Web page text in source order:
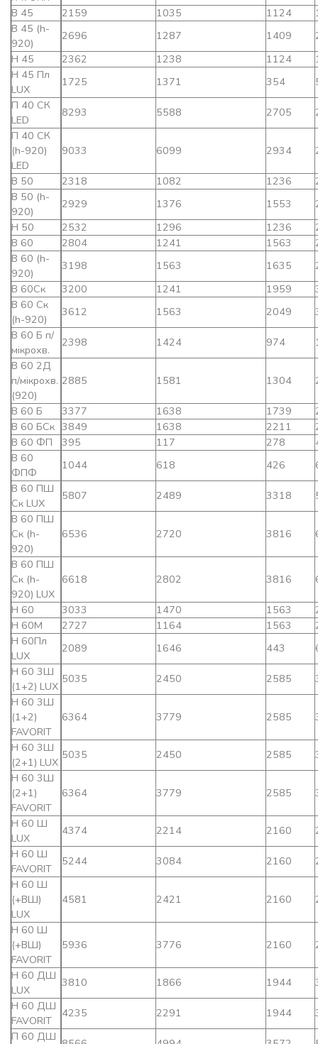
В 45
2159 1035 1124
В 45 (h-
920)
2696 1287 1409
Н 45
2362 1238 1124
Н 45 Пл
LUX
1725 1371 354
П 40 СК
LED
8293 5588 2705
П 40 СК
(h-920)
LED
9033 6099 2934
В 50 2318 1082 1236
В 50 (h-
920)
2929 1376 1553
Н 50
2532 1296 1236
В 60
2804 1241 1563
В 60 (h-
920)
3198 1563 1635
В 60Ск
3200 1241 1959
В 60 Ск
(h-920)
3612 1563 2049
В 60 Б п/
мікрохв.
2398 1424 974
В 60 2Д
п/мікрохв.
(920)
2885 1581 1304
В 60 Б 3377 1638 1739
В 60 БСк 3849 1638 2211
В 60 ФП
395 117 278
В 60
ФПФ
1044 618 426
В 60 ПШ
Ск LUX
5807 2489 3318
В 60 ПШ
Ск (h-
920)
6536 2720 3816
В 60 ПШ
Ск (h-
920) LUX
6618 2802 3816
Н 60 3033 1470 1563
Н 60М
2727 1164 1563
Н 60Пл
LUX
2089 1646 443
Н 60 3Ш
(1+2) LUX
5035 2450 2585
Н 60 3Ш
(1+2)
FAVORIT
6364 3779 2585
Н 60 3Ш
(2+1) LUX
5035 2450 2585
Н 60 3Ш
(2+1)
FAVORIT
6364 3779 2585
Н 60 Ш
LUX
4374 2214 2160
Н 60 Ш
FAVORIT
5244 3084 2160
Н 60 Ш
(+ВШ)
LUX
4581 2421 2160
Н 60 Ш
(+ВШ)
FAVORIT
5936 3776 2160
Н 60 ДШ
LUX
3810 1866 1944
Н 60 ДШ
FAVORIT
4235 2291 1944
П 60 ДШ